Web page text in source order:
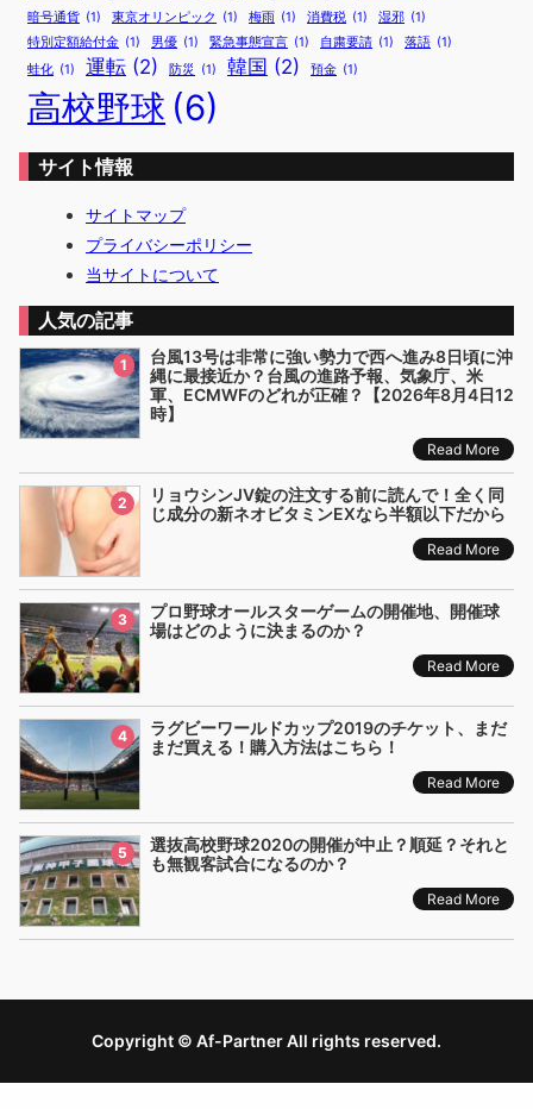
暗号通貨 (1) 東京オリンピック (1) 梅雨 (1) 消費税 (1) 湿邪 (1)
特別定額給付金 (1) 男優 (1) 緊急事態宣言 (1) 自粛要請 (1) 落語 (1)
蛙化 (1) 運転 (2) 防災 (1) 韓国 (2) 預金 (1)
高校野球 (6)
サイト情報
サイトマップ
プライバシーポリシー
当サイトについて
人気の記事
1
台風13号は非常に強い勢力で西へ進み8日頃に沖
縄に最接近か？台風の進路予報、気象庁、米
軍、ECMWFのどれが正確？【2026年8月4日12
時】
Read More
2
リョウシンJV錠の注文する前に読んで！全く同
じ成分の新ネオビタミンEXなら半額以下だから
Read More
3
プロ野球オールスターゲームの開催地、開催球
場はどのように決まるのか？
Read More
4
ラグビーワールドカップ2019のチケット、まだ
まだ買える！購入方法はこちら！
Read More
5
選抜高校野球2020の開催が中止？順延？それと
も無観客試合になるのか？
Read More
Copyright © Af-Partner All rights reserved.